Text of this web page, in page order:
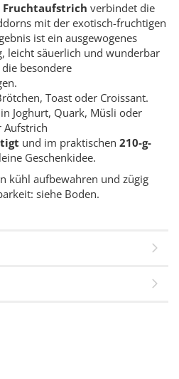
Fruchtaufstrich verbindet die
mit der exotisch-fruchtigen
ist ein ausgewogenes
leicht säuerlich und wunderbar
besondere
Toast oder Croissant.
Joghurt, Quark, Müsli oder
Aufstrich
und im praktischen 210-g-
Geschenkidee.
kühl aufbewahren und zügig
siehe Boden.